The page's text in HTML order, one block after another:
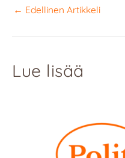
← Edellinen Artikkeli
Lue lisää